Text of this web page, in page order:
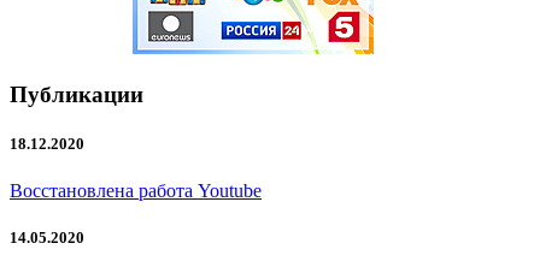
Публикации
18.12.2020
Восстановлена работа Youtube
14.05.2020